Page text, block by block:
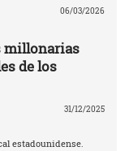
06/03/2026
millonarias
de los
31/12/2025
estadounidense.